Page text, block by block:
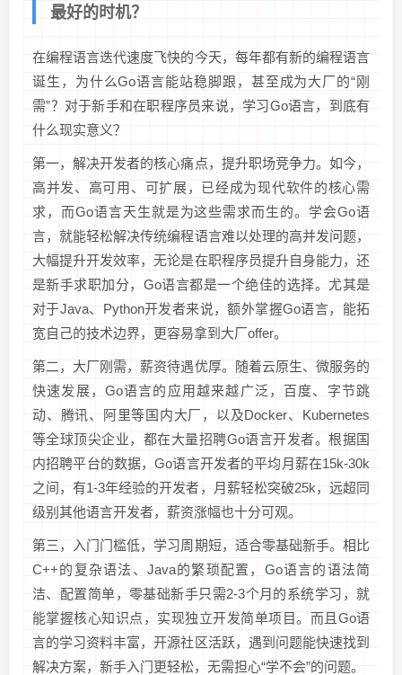
最好的时机？
在编程语言迭代速度飞快的今天，每年都有新的编程语言
诞生，为什么Go语言能站稳脚跟，甚至成为大厂的“刚
需”？对于新手和在职程序员来说，学习Go语言，到底有
什么现实意义？
第一，解决开发者的核心痛点，提升职场竞争力。如今，
高并发、高可用、可扩展，已经成为现代软件的核心需
求，而Go语言天生就是为这些需求而生的。学会Go语
言，就能轻松解决传统编程语言难以处理的高并发问题，
大幅提升开发效率，无论是在职程序员提升自身能力，还
是新手求职加分，Go语言都是一个绝佳的选择。尤其是
对于Java、Python开发者来说，额外掌握Go语言，能拓
宽自己的技术边界，更容易拿到大厂offer。
第二，大厂刚需，薪资待遇优厚。随着云原生、微服务的
快速发展，Go语言的应用越来越广泛，百度、字节跳
动、腾讯、阿里等国内大厂，以及Docker、Kubernetes
等全球顶尖企业，都在大量招聘Go语言开发者。根据国
内招聘平台的数据，Go语言开发者的平均月薪在15k-30k
之间，有1-3年经验的开发者，月薪轻松突破25k，远超同
级别其他语言开发者，薪资涨幅也十分可观。
第三，入门门槛低，学习周期短，适合零基础新手。相比
C++的复杂语法、Java的繁琐配置，Go语言的语法简
洁、配置简单，零基础新手只需2-3个月的系统学习，就
能掌握核心知识点，实现独立开发简单项目。而且Go语
言的学习资料丰富，开源社区活跃，遇到问题能快速找到
解决方案，新手入门更轻松，无需担心“学不会”的问题。